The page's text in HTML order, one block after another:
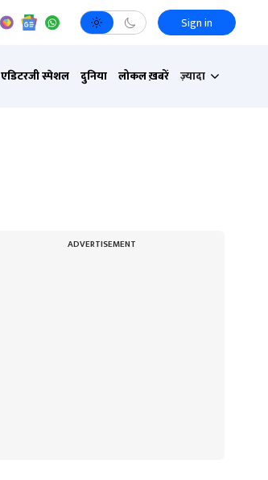
Sign in
एडिटरजी स्पेशल दुनिया लोकल ख़बरें ज़्यादा
ADVERTISEMENT